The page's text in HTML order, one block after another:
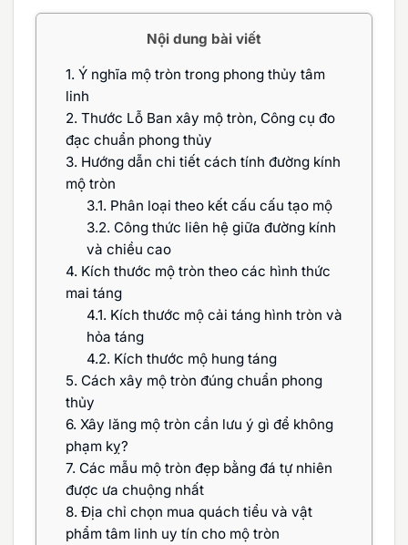
Nội dung bài viết
1. Ý nghĩa mộ tròn trong phong thủy tâm
linh
2. Thước Lỗ Ban xây mộ tròn, Công cụ đo
đạc chuẩn phong thủy
3. Hướng dẫn chi tiết cách tính đường kính
mộ tròn
3.1. Phân loại theo kết cấu cấu tạo mộ
3.2. Công thức liên hệ giữa đường kính
và chiều cao
4. Kích thước mộ tròn theo các hình thức
mai táng
4.1. Kích thước mộ cải táng hình tròn và
hỏa táng
4.2. Kích thước mộ hung táng
5. Cách xây mộ tròn đúng chuẩn phong
thủy
6. Xây lăng mộ tròn cần lưu ý gì để không
phạm kỵ?
7. Các mẫu mộ tròn đẹp bằng đá tự nhiên
được ưa chuộng nhất
8. Địa chỉ chọn mua quách tiểu và vật
phẩm tâm linh uy tín cho mộ tròn